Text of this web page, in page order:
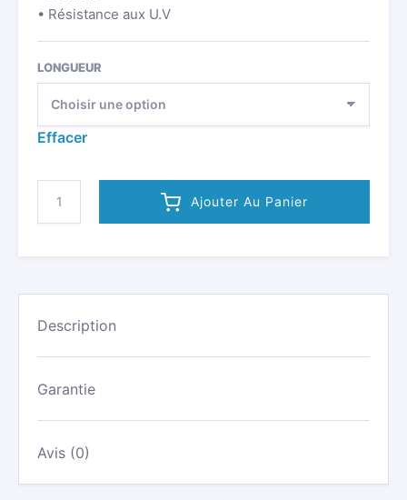
• Résistance aux U.V
LONGUEUR
Effacer
CÂBLE
SMA
FEMELLE
Ajouter Au Panier
Description
Garantie
Avis (0)